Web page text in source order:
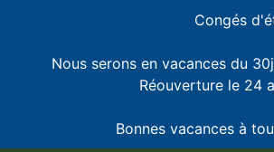
Congés
Nous serons en vacances du
Réouverture le 24
Bonnes vacances à